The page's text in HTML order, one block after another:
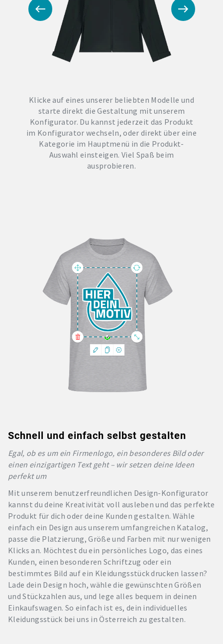
Klicke auf eines unserer beliebten Modelle und
starte direkt die Gestaltung mit unserem
Konfigurator. Du kannst jederzeit das Produkt
im Konfigurator wechseln, oder direkt über eine
Kategorie im Hauptmenü in die Produkt-
Auswahl einsteigen. Viel Spaß beim
ausprobieren.
Schnell und einfach selbst gestalten
Egal, ob es um ein Firmenlogo, ein besonderes Bild oder
einen einzigartigen Text geht – wir setzen deine Ideen
perfekt um
Mit unserem benutzerfreundlichen Design-Konfigurator
kannst du deine Kreativität voll ausleben und das perfekte
Produkt für dich oder deine Kunden gestalten. Wähle
einfach ein Design aus unserem umfangreichen Katalog,
passe die Platzierung, Größe und Farben mit nur wenigen
Klicks an. Möchtest du ein persönliches Logo, das eines
Kunden, einen besonderen Schriftzug oder ein
bestimmtes Bild auf ein Kleidungsstück drucken lassen?
Lade dein Design hoch, wähle die gewünschten Größen
und Stückzahlen aus, und lege alles bequem in deinen
Einkaufswagen. So einfach ist es, dein individuelles
Kleidungsstück bei uns in Österreich zu gestalten.